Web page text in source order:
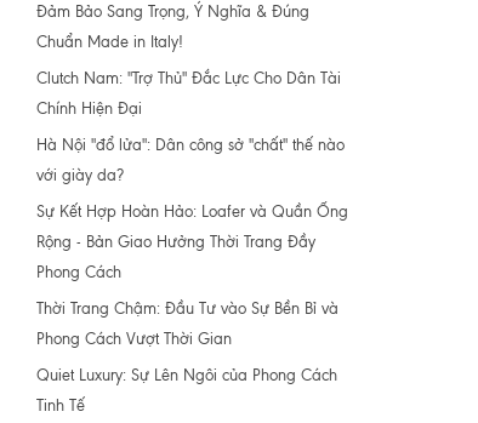
Đảm Bảo Sang Trọng, Ý Nghĩa & Đúng
Chuẩn Made in Italy!
Clutch Nam: "Trợ Thủ" Đắc Lực Cho Dân Tài
Chính Hiện Đại
Hà Nội "đổ lửa": Dân công sở "chất" thế nào
với giày da?
Sự Kết Hợp Hoàn Hảo: Loafer và Quần Ống
Rộng - Bản Giao Hưởng Thời Trang Đầy
Phong Cách
Thời Trang Chậm: Đầu Tư vào Sự Bền Bỉ và
Phong Cách Vượt Thời Gian
Quiet Luxury: Sự Lên Ngôi của Phong Cách
Tinh Tế